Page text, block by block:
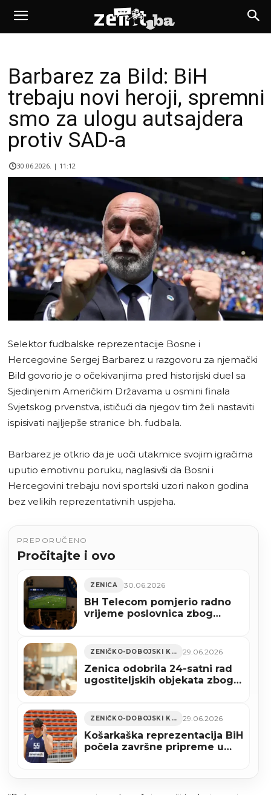
Barbarez za Bild: BiH
trebaju novi heroji, spremni
smo za ulogu autsajdera
protiv SAD-a
30.06.2026. | 11:12
Selektor fudbalske reprezentacije Bosne i
Hercegovine Sergej Barbarez u razgovoru za njemački
Bild govorio je o očekivanjima pred historijski duel sa
Sjedinjenim Američkim Državama u osmini finala
Svjetskog prvenstva, ističući da njegov tim želi nastaviti
ispisivati najljepše stranice bh. fudbala.
Barbarez je otkrio da je uoči utakmice svojim igračima
uputio emotivnu poruku, naglasivši da Bosni i
Hercegovini trebaju novi sportski uzori nakon godina
bez velikih reprezentativnih uspjeha.
PREPORUČENO
Pročitajte i ovo
ZENICA 30.06.2026
BH Telecom pomjerio radno
vrijeme poslovnica zbog
ZENIČKO-DOBOJSKI KANTON 29.06.2026
Zenica odobrila 24-satni rad
ugostiteljskih objekata zbog
ZENIČKO-DOBOJSKI KANTON 29.06.2026
Košarkaška reprezentacija BiH
počela završne pripreme u